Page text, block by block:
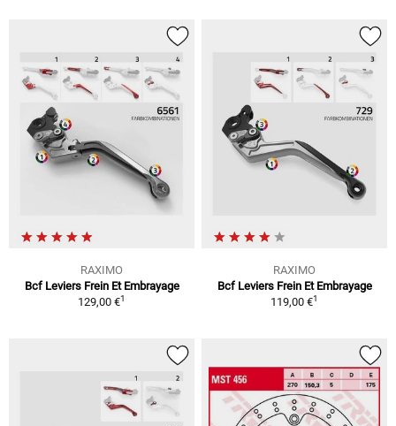
RAXIMO
Bcf Leviers Frein Et Embrayage
129,00 €1
RAXIMO
Bcf Leviers Frein Et Embrayage
119,00 €1